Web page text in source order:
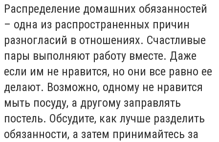
Распределение домашних обязанностей
– одна из распространенных причин
разногласий в отношениях. Счастливые
пары выполняют работу вместе. Даже
если им не нравится, но они все равно ее
делают. Возможно, одному не нравится
мыть посуду, а другому заправлять
постель. Обсудите, как лучше разделить
обязанности, а затем принимайтесь за